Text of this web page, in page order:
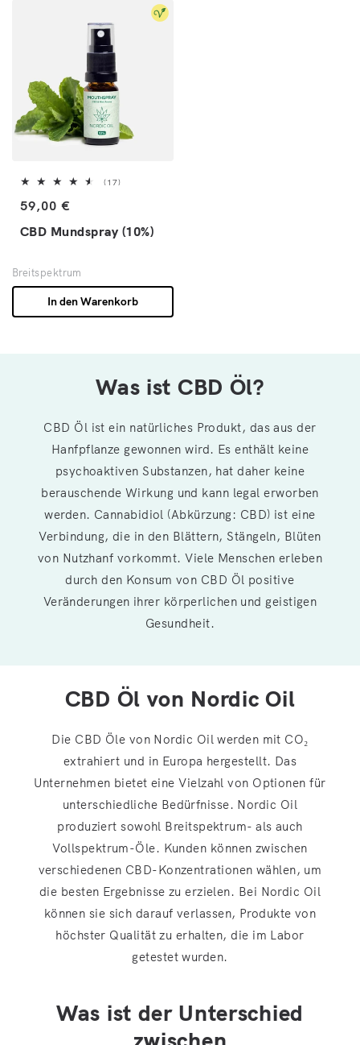
(17)17 Bewertungen insgesamt
Normaler Preis
59,00 €
CBD Mundspray (10%)
Breitspektrum
In den Warenkorb
Was ist CBD Öl?
CBD Öl ist ein natürliches Produkt, das aus der
Hanfpflanze gewonnen wird. Es enthält keine
psychoaktiven Substanzen, hat daher keine
berauschende Wirkung und kann legal erworben
werden. Cannabidiol (Abkürzung: CBD) ist eine
Verbindung, die in den Blättern, Stängeln, Blüten
von Nutzhanf vorkommt. Viele Menschen erleben
durch den Konsum von CBD Öl positive
Veränderungen ihrer körperlichen und geistigen
Gesundheit.
CBD Öl von Nordic Oil
Die CBD Öle von Nordic Oil werden mit CO₂
extrahiert und in Europa hergestellt. Das
Unternehmen bietet eine Vielzahl von Optionen für
unterschiedliche Bedürfnisse. Nordic Oil
produziert sowohl Breitspektrum- als auch
Vollspektrum-Öle. Kunden können zwischen
verschiedenen CBD-Konzentrationen wählen, um
die besten Ergebnisse zu erzielen. Bei Nordic Oil
können sie sich darauf verlassen, Produkte von
höchster Qualität zu erhalten, die im Labor
getestet wurden.
Was ist der Unterschied